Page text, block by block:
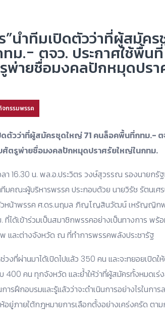
”นำทีมเปิดตัวว่าที่ผู้สมัค
ม.- ตจว. ประกาศใช้พื้นที่
พ่ายชื่อมงคลปักหมุดปรา
จกรรมพรรค
ดตัวว่าที่ผู้สมัครชุดใหญ่ 71 คนล็อคพื้นที่กทม.- ต
ศัตรูพ่ายชื่อมงคลปักหมุดปราศรัยใหญ่ในกทม.
า 16.30 น. พล.อ.ประวิตร วงษ์สุวรรณ รองนายกรั
มคณะผู้บริหารพรรค ประกอบด้วย นายวิรัช รัตนเศ
วหน้าพรรค ศ.ดร.นฤมล ภิญโญสินวัฒน์ เหรัญญิก
ที่ได้เข้าร่วมเป็นสมาชิกพรรคอย่างเป็นทางการ พร้
และต่างจังหวัด ณ ที่ทำการพรรคพลังประชารัฐ
งที่ผ่านมาได้เปิดไปแล้ว 350 คน และจะทยอยเปิดใ
400 คน ทุกจังหวัด และย้ำให้ว่าที่ผู้สมัครทั้งหมดเร่
รฝึกอบรมและรู้แล้วว่าจะดำเนินการอย่างไรในกา
อยู่ภายใต้กฎหมายการเลือกตั้งอย่างเคร่งครัด ต